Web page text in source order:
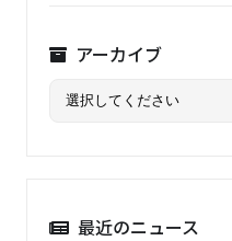
アーカイブ
最近のニュース